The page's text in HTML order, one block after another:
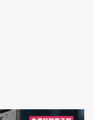
段，在幾個舞段連
，舞蹈動作不見得